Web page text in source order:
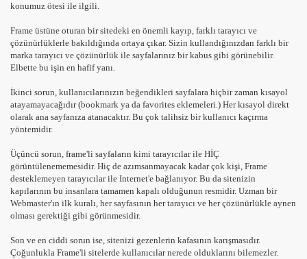
konumuz ötesi ile ilgili.
Frame üstüne oturan bir sitedeki en önemli kayıp, farklı tarayıcı ve
çözünürlüklerle bakıldığında ortaya çıkar. Sizin kullandığınızdan farklı bir
marka tarayıcı ve çözünürlük ile sayfalarınız bir kabus gibi görünebilir.
Elbette bu işin en hafif yanı.
İkinci sorun, kullanıcılarınızın beğendikleri sayfalara hiçbir zaman kısayol
atayamayacağıdır (bookmark ya da favorites eklemeleri.) Her kısayol direkt
olarak ana sayfanıza atanacaktır. Bu çok talihsiz bir kullanıcı kaçırma
yöntemidir.
Üçüncü sorun, frame'li sayfaların kimi tarayıcılar ile HİÇ
görüntülenememesidir. Hiç de azımsanmayacak kadar çok kişi, Frame
desteklemeyen tarayıcılar ile Internet'e bağlanıyor. Bu da sitenizin
kapılarının bu insanlara tamamen kapalı olduğunun resmidir. Uzman bir
Webmaster'ın ilk kuralı, her sayfasının her tarayıcı ve her çözünürlükle aynen
olması gerektiği gibi görünmesidir.
Son ve en ciddi sorun ise, sitenizi gezenlerin kafasının karışmasıdır.
Çoğunlukla Frame'li sitelerde kullanıcılar nerede olduklarını bilemezler.